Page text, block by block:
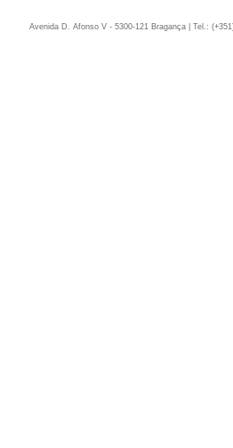
Avenida D. Afonso V - 5300-121 Bragança | Tel.: